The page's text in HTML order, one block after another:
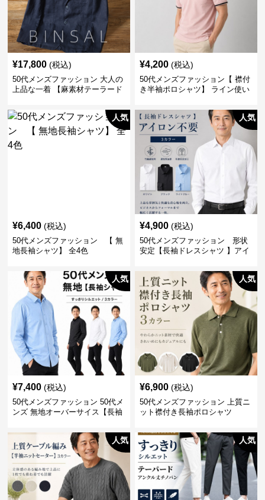
¥17,800 (税込)
50代メンズファッション 大人の
上品な一着 【麻素材テーラード
¥4,200 (税込)
50代メンズファッション【 襟付
き半袖ポロシャツ】 ライン使い
人気
¥6,400 (税込)
50代メンズファッション 【 無
地長袖シャツ】 全4色
人気
¥4,900 (税込)
50代メンズファッション 形状
安定【長袖ドレスシャツ 】アイ
人気
¥7,400 (税込)
50代メンズファッション 50代メ
ンズ 無地オーバーサイス【長袖
人気
¥6,900 (税込)
50代メンズファッション 上質ニ
ット襟付き長袖ポロシャツ
人気 人気